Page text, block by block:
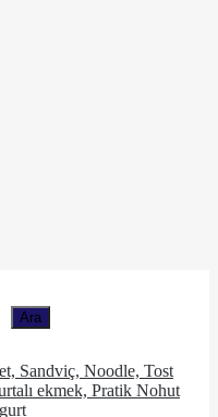
Ara
Sandviç, Noodle, Tost
ekmek, Pratik Nohut